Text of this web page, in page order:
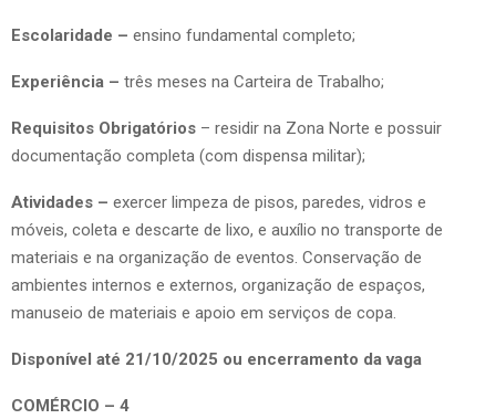
Escolaridade – ensino fundamental completo;
Experiência – três meses na Carteira de Trabalho;
Requisitos Obrigatórios – residir na Zona Norte e possuir
documentação completa (com dispensa militar);
Atividades – exercer limpeza de pisos, paredes, vidros e
móveis, coleta e descarte de lixo, e auxílio no transporte de
materiais e na organização de eventos. Conservação de
ambientes internos e externos, organização de espaços,
manuseio de materiais e apoio em serviços de copa.
Disponível até 21/10/2025 ou encerramento da vaga
COMÉRCIO – 4